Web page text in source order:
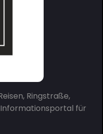
Ringstraße,
Informationsportal für